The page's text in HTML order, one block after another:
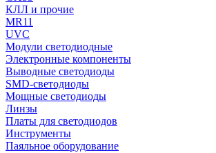
КЛЛ и прочие
MR11
UVC
Модули светодиодные
Электронные компоненты
Выводные светодиоды
SMD-светодиоды
Мощные светодиоды
Линзы
Платы для светодиодов
Инструменты
Паяльное оборудование